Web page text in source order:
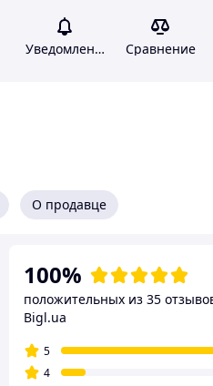
Уведомления Сравнение
О продавце
100%
положительных из 35
Bigl.ua
5
4